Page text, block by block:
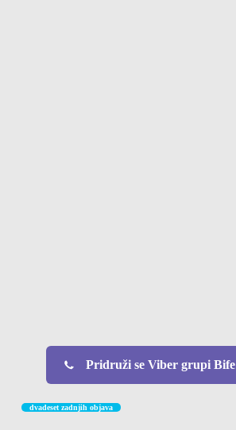
Pridruži se Viber grupi Bife
dvadeset zadnjih objava